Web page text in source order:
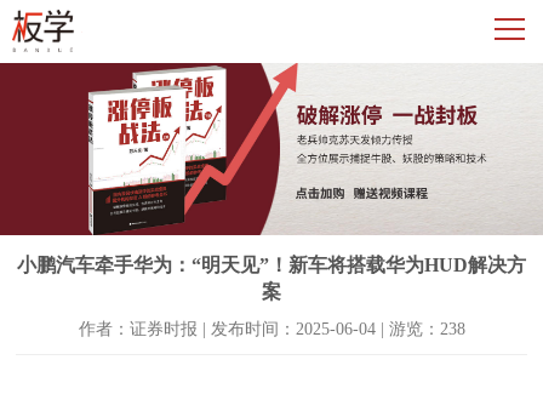
小鹏汽车牵手华为：“明天见”！新车将搭载华为HUD解决方
案
作者：证券时报 | 发布时间：2025-06-04 | 游览：238